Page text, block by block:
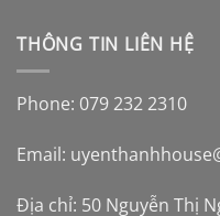
THÔNG TIN LIÊN HỆ
Phone: 079 232 2310
Email:
Địa chỉ: 50 Nguyễn Thị